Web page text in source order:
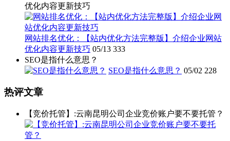
优化内容更新技巧
网站排名优化：【站内优化方法完整版】介绍企业网站
优化内容更新技巧 05/13 333
SEO是指什么意思？
SEO是指什么意思？ 05/02 228
热评文章
【竞价托管】:云南昆明公司企业竞价账户要不要托管？